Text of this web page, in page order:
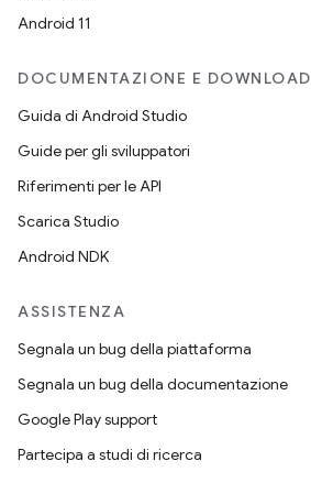
Android 11
DOCUMENTAZIONE E DOWNLOAD
Guida di Android Studio
Guide per gli sviluppatori
Riferimenti per le API
Scarica Studio
Android NDK
ASSISTENZA
Segnala un bug della piattaforma
Segnala un bug della documentazione
Google Play support
Partecipa a studi di ricerca